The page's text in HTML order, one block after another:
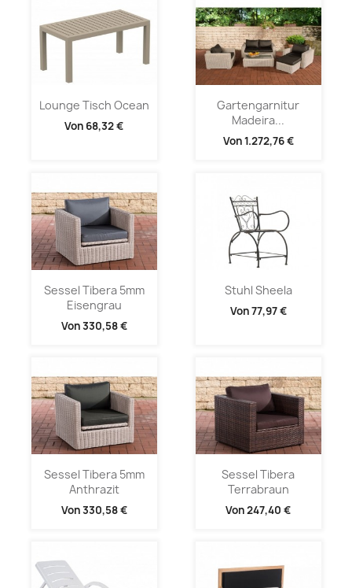
Lounge Tisch Ocean
Von 68,32 €
Gartengarnitur
Madeira...
Von1.272,76 €
Sessel Tibera 5mm
Eisengrau
Von330,58 €
Stuhl Sheela
Von77,97 €
Sessel Tibera 5mm
Anthrazit
Von330,58 €
Sessel Tibera
Terrabraun
Von247,40 €